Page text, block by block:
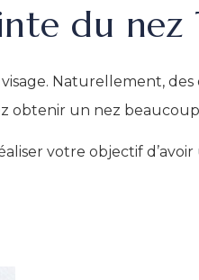
du nez
Naturellement,
obtenir un nez
votre objectif